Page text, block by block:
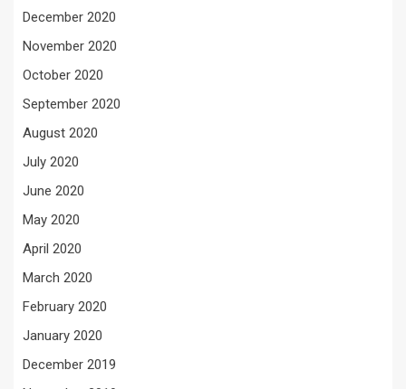
December 2020
November 2020
October 2020
September 2020
August 2020
July 2020
June 2020
May 2020
April 2020
March 2020
February 2020
January 2020
December 2019